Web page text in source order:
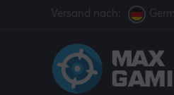
Versand nach: